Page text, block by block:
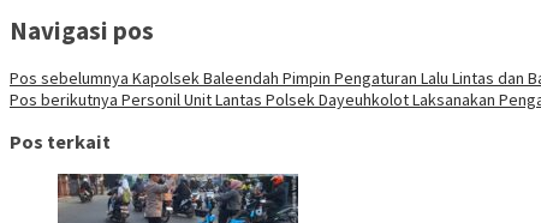
Navigasi pos
Pos sebelumnya Kapolsek Baleendah Pimpin Pengaturan Lalu Lintas dan
Pos berikutnya Personil Unit Lantas Polsek Dayeuhkolot Laksanakan
Pos terkait